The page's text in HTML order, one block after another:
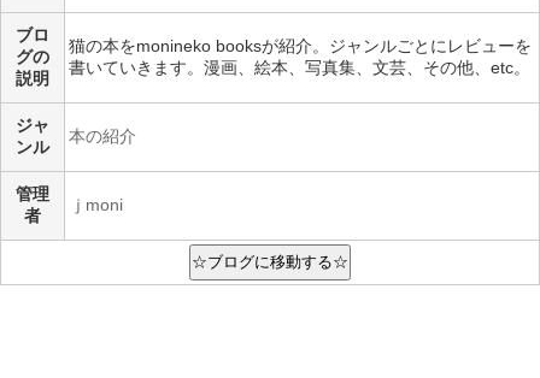
ブロ
グの
説明
猫の本をmonineko booksが紹介。ジャンルごとにレビューを
書いていきます。漫画、絵本、写真集、文芸、その他、etc。
ジャ
ンル
本の紹介
管理
者
ｊmoni